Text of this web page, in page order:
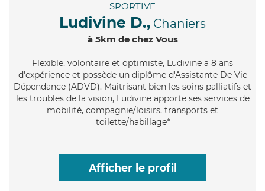
SPORTIVE
Ludivine D., Chaniers
à 5km de chez Vous
Flexible, volontaire et optimiste, Ludivine a 8 ans
d'expérience et possède un diplôme d'Assistante De Vie
Dépendance (ADVD). Maitrisant bien les soins palliatifs et
les troubles de la vision, Ludivine apporte ses services de
mobilité, compagnie/loisirs, transports et
toilette/habillage*
Afficher le profil